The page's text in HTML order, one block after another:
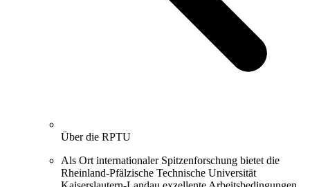
Über die RPTU
Als Ort internationaler Spitzenforschung bietet die
Rheinland-Pfälzische Technische Universität